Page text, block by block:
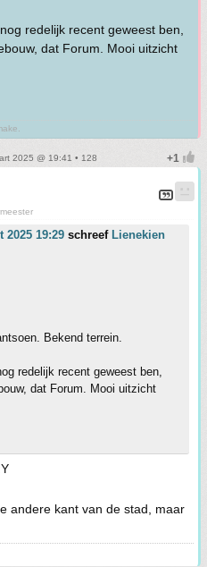
redelijk recent geweest ben,
dat Forum. Mooi uitzicht
2025 @ 19:41 • 128
2025 19:29 schreef Lienekien
Bekend terrein.
redelijk recent geweest ben,
dat Forum. Mooi uitzicht
andere kant van de stad, maar